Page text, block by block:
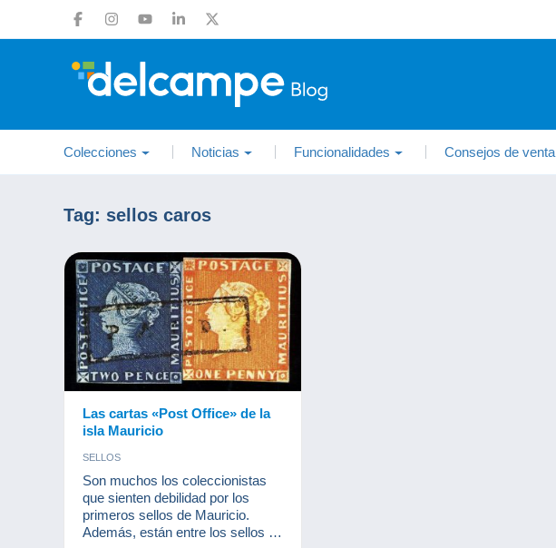
Colecciones Noticias Funcionalidades Consejos de venta
Tag: sellos caros
Las cartas «Post Office» de la
isla Mauricio
SELLOS
Son muchos los coleccionistas
que sienten debilidad por los
primeros sellos de Mauricio.
Además, están entre los sellos y